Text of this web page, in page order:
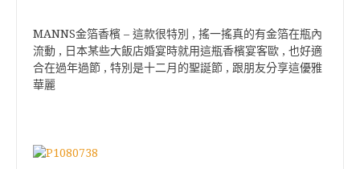
MANNS金箔香檳 – 這款很特別 , 搖一搖真的有金箔在瓶內
流動 , 日本某些大飯店婚宴時就用這瓶香檳宴客歐 , 也好適
合在過年過節 , 特別是十二月的聖誕節 , 跟朋友分享這優雅
華麗